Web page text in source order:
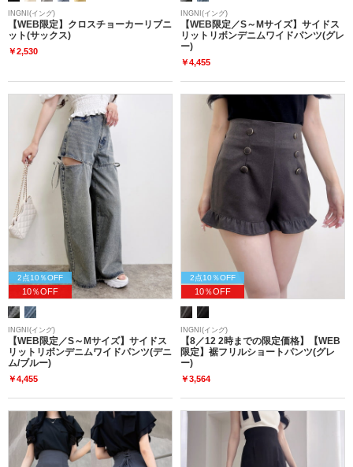
INGNI(イング)
【WEB限定】クロスチョーカーリブニ
ット(サックス)
￥2,530
INGNI(イング)
【WEB限定／S～Mサイズ】サイドス
リットリボンデニムワイドパンツ(グレ
ー)
￥4,455
2点10％OFF
10％OFF
INGNI(イング)
【WEB限定／S～Mサイズ】サイドス
リットリボンデニムワイドパンツ(デニ
ム/ブルー)
￥4,455
2点10％OFF
10％OFF
INGNI(イング)
【8／12 2時までの限定価格】【WEB
限定】裾フリルショートパンツ(グレ
ー)
￥3,564